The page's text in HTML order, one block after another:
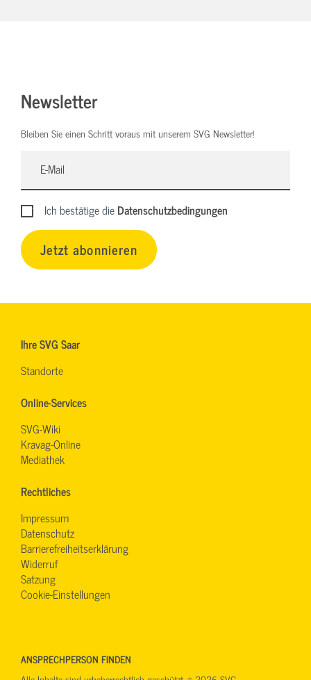
Newsletter
Bleiben Sie einen Schritt voraus mit unserem SVG Newsletter!
Ich bestätige dieDatenschutzbedingungen
Jetzt abonnieren
Ihre SVG Saar
Standorte
Online-Services
SVG-Wiki
Kravag-Online
Mediathek
Rechtliches
Impressum
Datenschutz
Barrierefreiheitserklärung
Widerruf
Satzung
Cookie-Einstellungen
ANSPRECHPERSON FINDEN